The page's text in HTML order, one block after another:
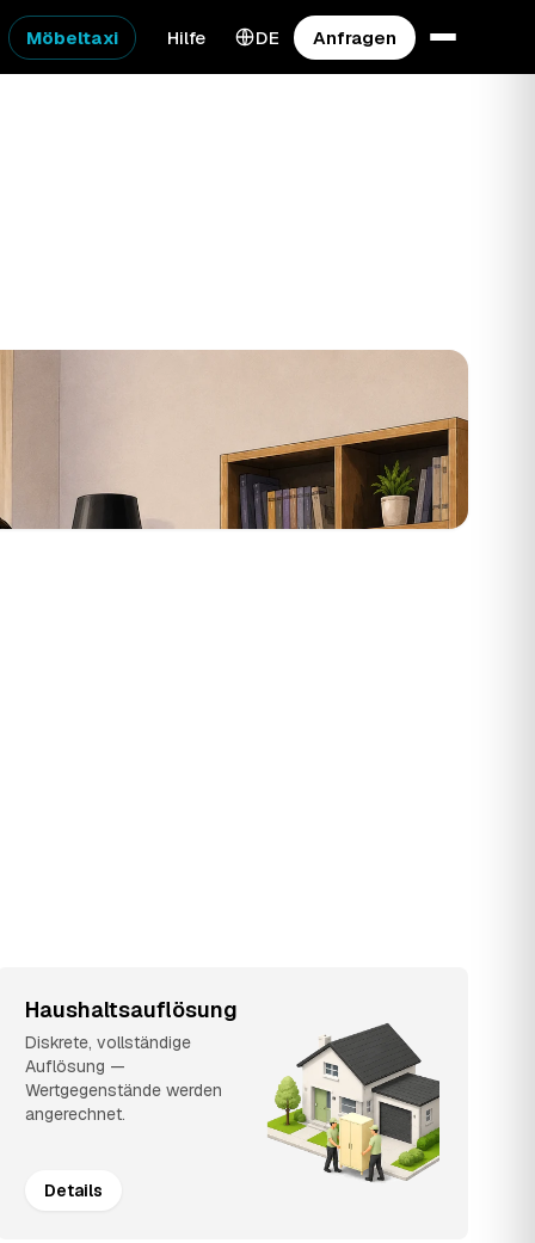
Möbeltaxi Hilfe DE Anfragen
Haushaltsauflösung
Diskrete, vollständige
Auflösung —
Wertgegenstände werden
angerechnet.
Details